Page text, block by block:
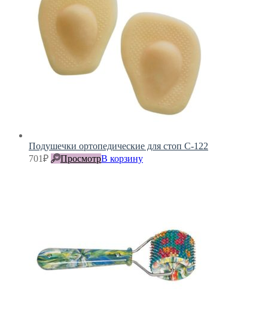
Подушечки ортопедические для стоп С-122
701₽ ПросмотрВ корзину